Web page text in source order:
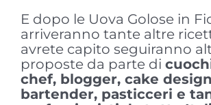
E dopo le Uova Golose in
arriveranno tante altre
avrete capito seguiranno
proposte da parte di
chef, blogger, cake
bartender, pasticceri e